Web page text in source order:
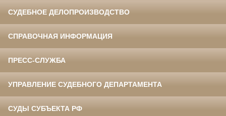
СУДЕБНОЕ ДЕЛОПРОИЗВОДСТВО
СПРАВОЧНАЯ ИНФОРМАЦИЯ
ПРЕСС-СЛУЖБА
УПРАВЛЕНИЕ СУДЕБНОГО ДЕПАРТАМЕНТА
СУДЫ СУБЪЕКТА РФ